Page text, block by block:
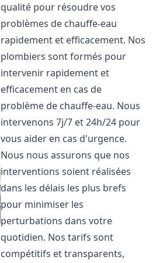
qualité pour résoudre vos
problèmes de chauffe-eau
rapidement et efficacement. Nos
plombiers sont formés pour
intervenir rapidement et
efficacement en cas de
problème de chauffe-eau. Nous
intervenons 7j/7 et 24h/24 pour
vous aider en cas d'urgence.
Nous nous assurons que nos
interventions soient réalisées
dans les délais les plus brefs
pour minimiser les
perturbations dans votre
quotidien. Nos tarifs sont
compétitifs et transparents,